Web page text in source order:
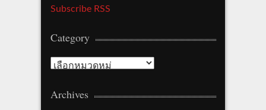
Subscribe RSS
Category
Category
Archives